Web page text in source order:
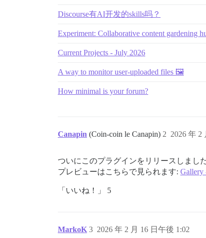
- 現在開いている画像の下にソース投稿への
- マウスオーバーでグループ化された画像（
![Topic Gallery grouped
[^1]: 最初のバッチの画像の最後に到達する
### トピックからギャラリーへのナビゲーシ
トピックからギャラリーに移動するためのボ
- トピックの最後:
- 各投稿上（設定で無効にできます）:
![Topic Gallery post
![image|294x64](upload://
ギャラリーのURL構文は通常のトピック
Discourse有AI开发的skills吗？
Experiment: Collaborative content gardening
Current Projects - July 2026
A way to monitor user-uploaded files 🖼️
How minimal is your forum?
Canapin (Coin-coin le Canapin) 2026 年 2
2
ついにこのプラグインをリリースしまし
プレビューはこちらで見られます: Gallery
「いいね！」 5
MarkoK 2026 年 2 月 16 日午後 1:02
3